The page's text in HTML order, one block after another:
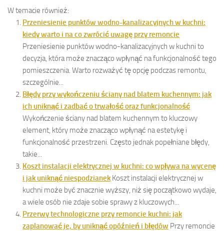
W temacie również:
Przeniesienie punktów wodno-kanalizacyjnych w kuchni:
kiedy warto i na co zwrócić uwagę przy remoncie
Przeniesienie punktów wodno-kanalizacyjnych w kuchni to
decyzja, która może znacząco wpłynąć na funkcjonalność tego
pomieszczenia. Warto rozważyć tę opcję podczas remontu,
szczególnie...
Błędy przy wykończeniu ściany nad blatem kuchennym: jak
ich uniknąć i zadbać o trwałość oraz funkcjonalność
Wykończenie ściany nad blatem kuchennym to kluczowy
element, który może znacząco wpłynąć na estetykę i
funkcjonalność przestrzeni. Często jednak popełniane błędy,
takie...
Koszt instalacji elektrycznej w kuchni: co wpływa na wycenę
i jak uniknąć niespodzianek Koszt instalacji elektrycznej w
kuchni może być znacznie wyższy, niż się początkowo wydaje,
a wiele osób nie zdaje sobie sprawy z kluczowych...
Przerwy technologiczne przy remoncie kuchni: jak
zaplanować je, by uniknąć opóźnień i błędów Przy remoncie